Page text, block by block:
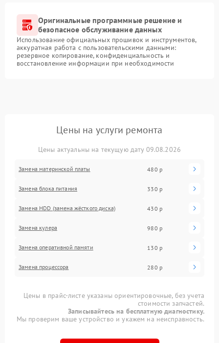
Оригинальные программные решение и
безопасное обслуживание данных
Использование официальных прошивок и инструментов,
аккуратная работа с пользовательскими данными:
резервное копирование, конфиденциальность и
восстановление информации при необходимости
Цены на услуги ремонта
Цены актуальны на текущую дату 09.08.2026
Замена материнской платы 480 р
Замена блока питания 330 р
Замена HDD (замена жёсткого диска) 430 р
Замена кулера 980 р
Замена оперативной памяти 130 р
Замена процессора 280 р
Цены в прайс-листе указаны ориентировочные, без учета
стоимости запчастей.
Записывайтесь на бесплатную диагностику.
Мы проверим ваше устройство и укажем на неисправность.